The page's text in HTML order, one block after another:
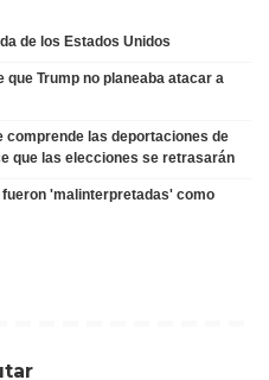
de los Estados Unidos
Trump no planeaba atacar a
comprende las deportaciones de
que las elecciones se retrasarán
'malinterpretadas' como